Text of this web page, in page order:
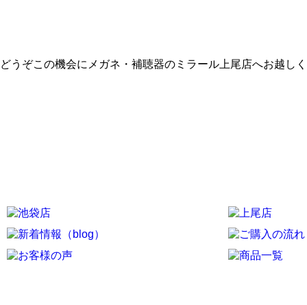
どうぞこの機会にメガネ・補聴器のミラール上尾店へお越し